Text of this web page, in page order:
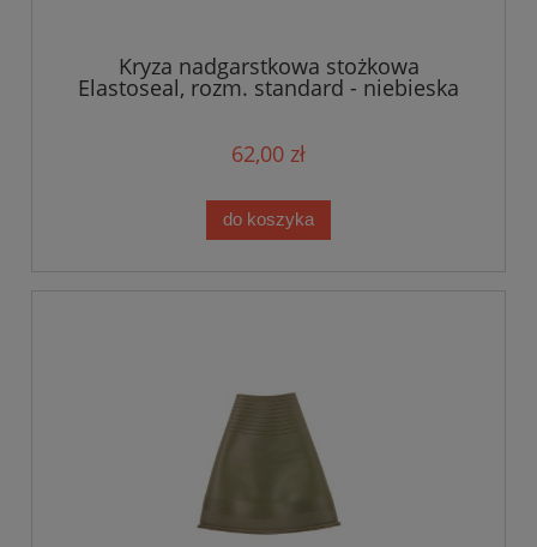
Kryza nadgarstkowa stożkowa
Elastoseal, rozm. standard - niebieska
62,00 zł
do koszyka